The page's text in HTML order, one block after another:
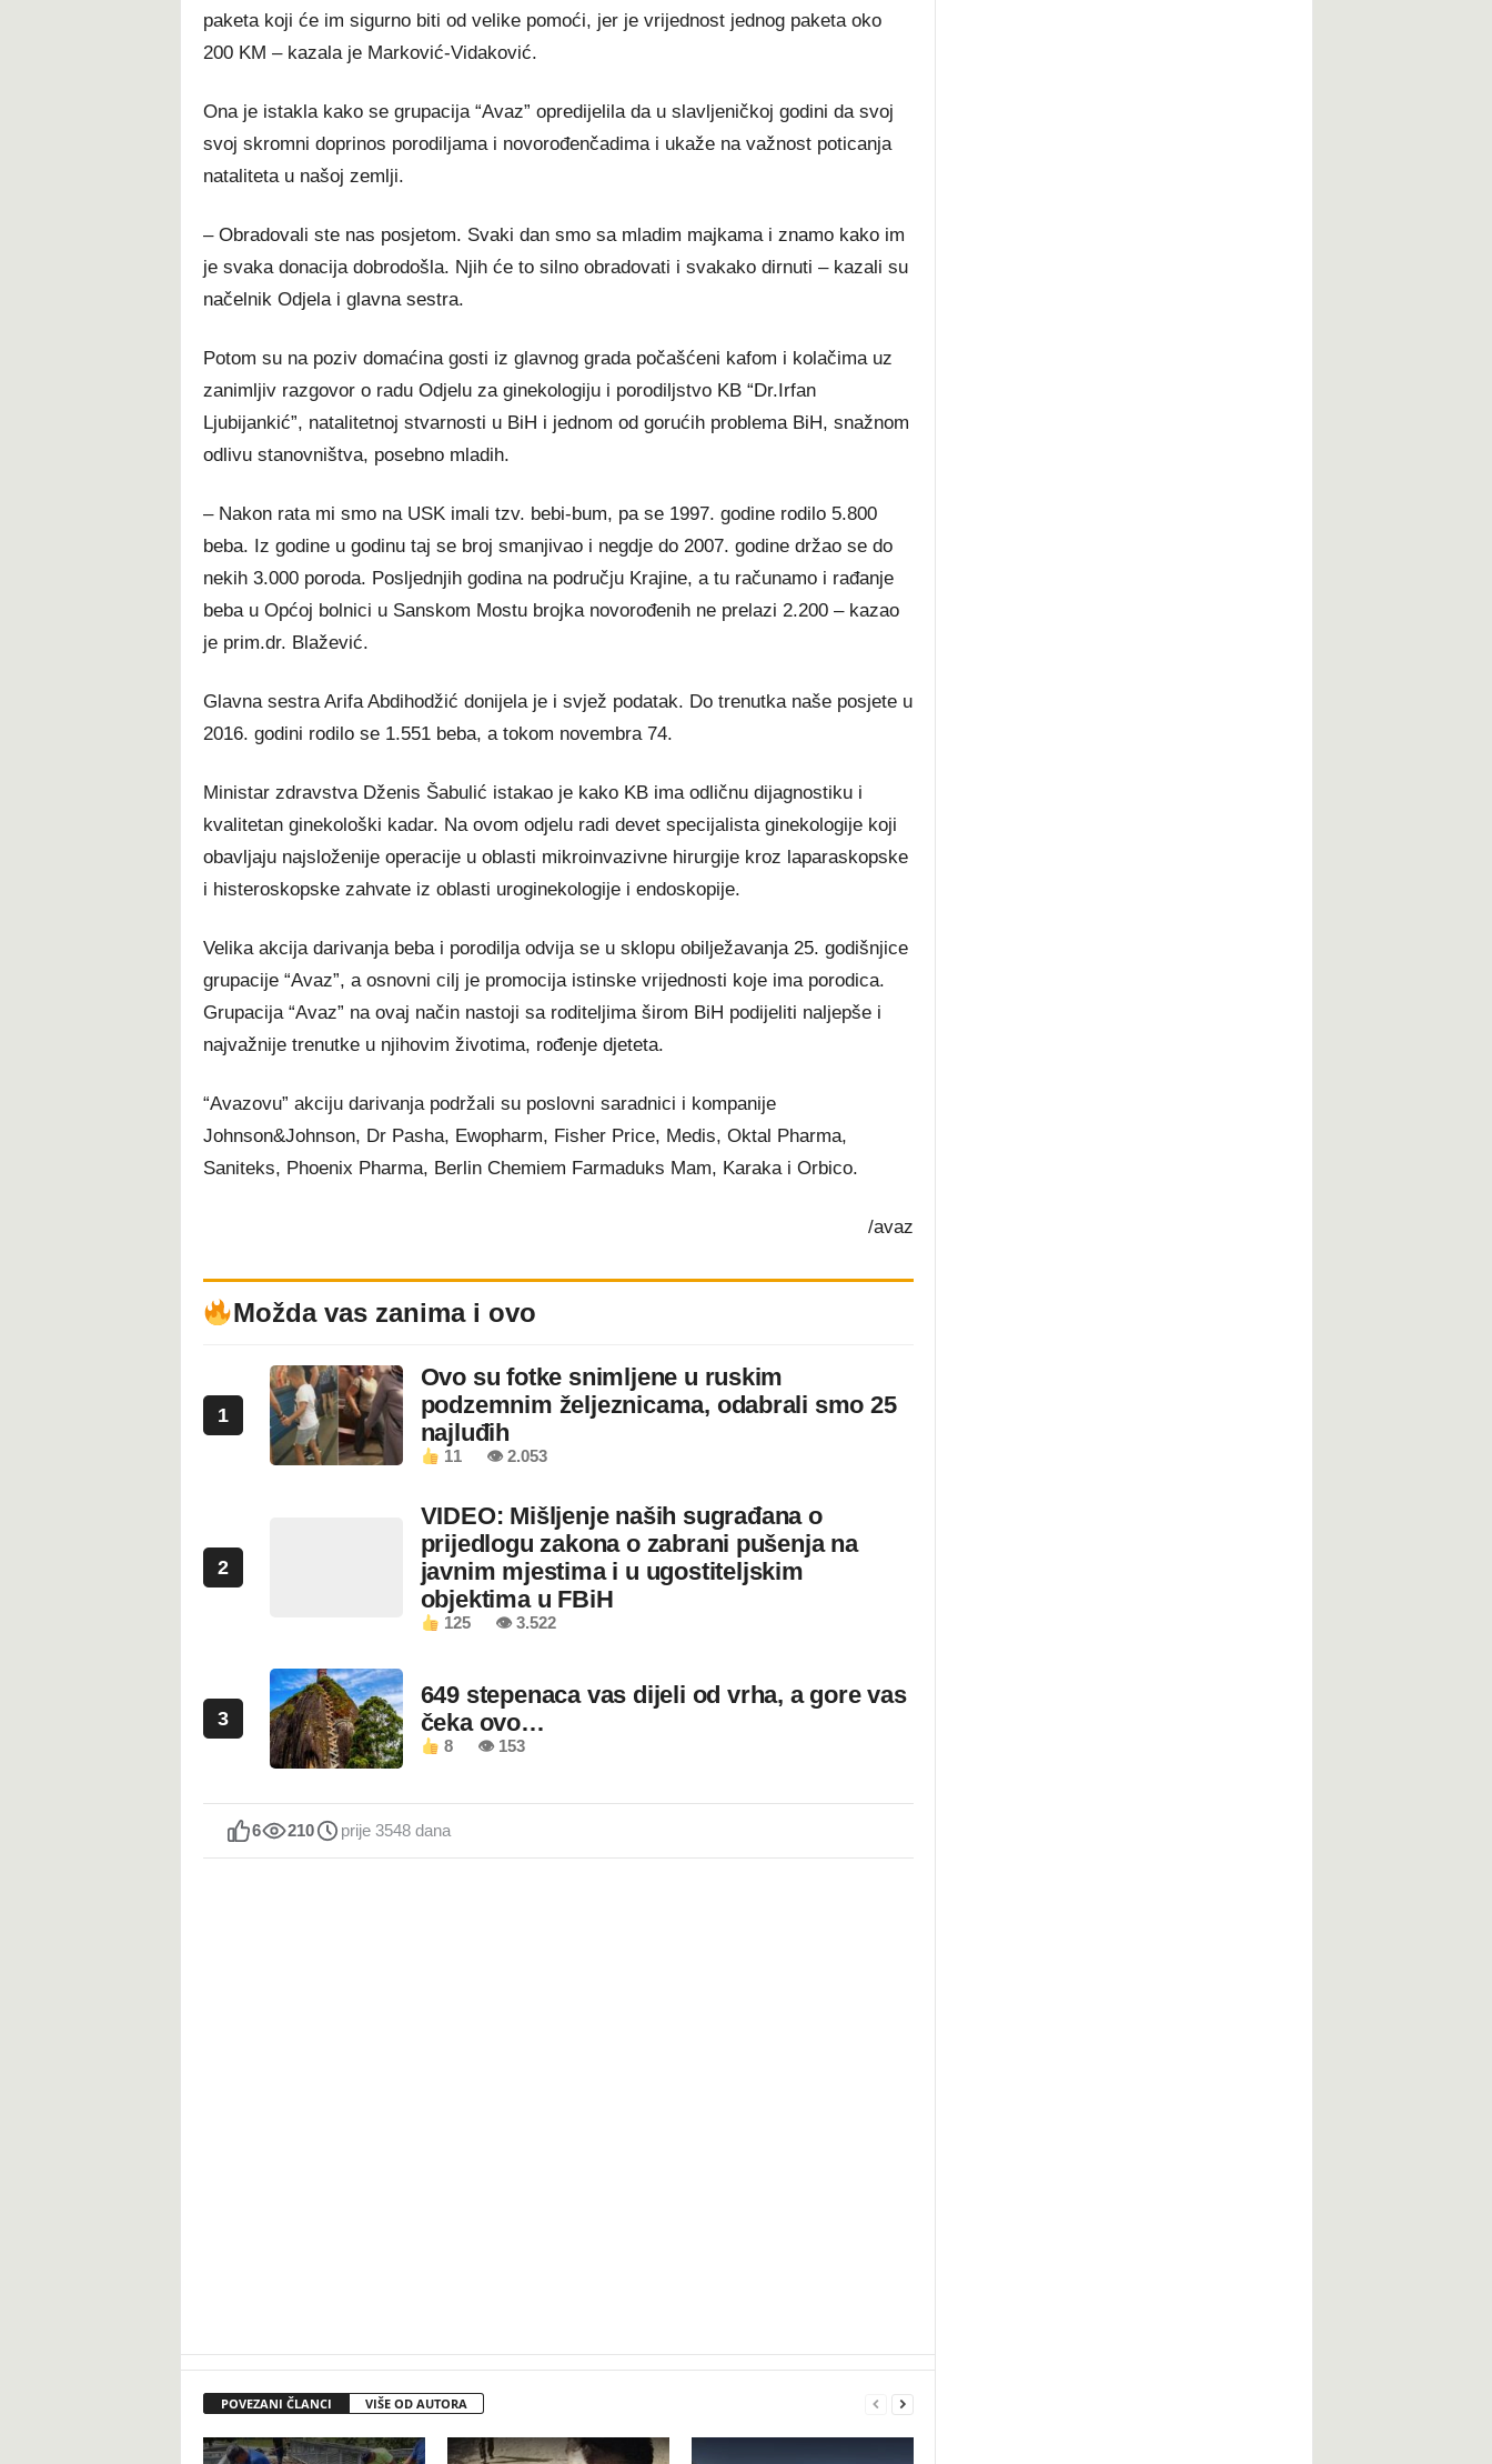
paketa koji će im sigurno biti od velike pomoći, jer je vrijednost jednog paketa oko
200 KM – kazala je Marković-Vidaković.
Ona je istakla kako se grupacija “Avaz” opredijelila da u slavljeničkoj godini da svoj
svoj skromni doprinos porodiljama i novorođenčadima i ukaže na važnost poticanja
nataliteta u našoj zemlji.
– Obradovali ste nas posjetom. Svaki dan smo sa mladim majkama i znamo kako im
je svaka donacija dobrodošla. Njih će to silno obradovati i svakako dirnuti – kazali su
načelnik Odjela i glavna sestra.
Potom su na poziv domaćina gosti iz glavnog grada počašćeni kafom i kolačima uz
zanimljiv razgovor o radu Odjelu za ginekologiju i porodiljstvo KB “Dr.Irfan
Ljubijankić”, natalitetnoj stvarnosti u BiH i jednom od gorućih problema BiH, snažnom
odlivu stanovništva, posebno mladih.
– Nakon rata mi smo na USK imali tzv. bebi-bum, pa se 1997. godine rodilo 5.800
beba. Iz godine u godinu taj se broj smanjivao i negdje do 2007. godine držao se do
nekih 3.000 poroda. Posljednjih godina na području Krajine, a tu računamo i rađanje
beba u Općoj bolnici u Sanskom Mostu brojka novorođenih ne prelazi 2.200 – kazao
je prim.dr. Blažević.
Glavna sestra Arifa Abdihodžić donijela je i svjež podatak. Do trenutka naše posjete u
2016. godini rodilo se 1.551 beba, a tokom novembra 74.
Ministar zdravstva Dženis Šabulić istakao je kako KB ima odličnu dijagnostiku i
kvalitetan ginekološki kadar. Na ovom odjelu radi devet specijalista ginekologije koji
obavljaju najsloženije operacije u oblasti mikroinvazivne hirurgije kroz laparaskopske
i histeroskopske zahvate iz oblasti uroginekologije i endoskopije.
Velika akcija darivanja beba i porodilja odvija se u sklopu obilježavanja 25. godišnjice
grupacije “Avaz”, a osnovni cilj je promocija istinske vrijednosti koje ima porodica.
Grupacija “Avaz” na ovaj način nastoji sa roditeljima širom BiH podijeliti naljepše i
najvažnije trenutke u njihovim životima, rođenje djeteta.
“Avazovu” akciju darivanja podržali su poslovni saradnici i kompanije
Johnson&Johnson, Dr Pasha, Ewopharm, Fisher Price, Medis, Oktal Pharma,
Saniteks, Phoenix Pharma, Berlin Chemiem Farmaduks Mam, Karaka i Orbico.
/avaz
Možda vas zanima i ovo
1
Ovo su fotke snimljene u ruskim
podzemnim željeznicama, odabrali smo 25
najluđih
11 👁 2.053
2
VIDEO: Mišljenje naših sugrađana o
prijedlogu zakona o zabrani pušenja na
javnim mjestima i u ugostiteljskim
objektima u FBiH
125 👁 3.522
3
649 stepenaca vas dijeli od vrha, a gore vas
čeka ovo…
8 👁 153
6 210 prije 3548 dana
POVEZANI ČLANCI VIŠE OD AUTORA